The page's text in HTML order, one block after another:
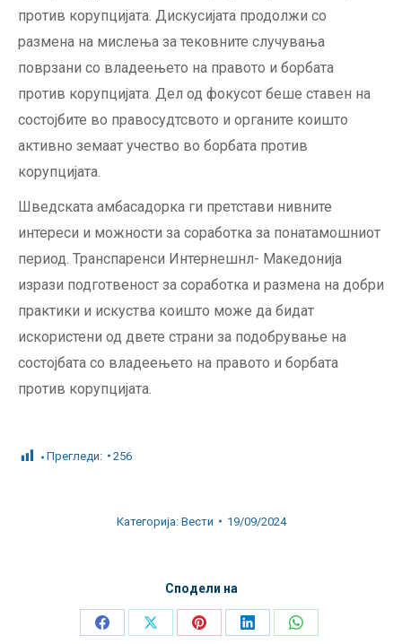
против корупцијата. Дискусијата продолжи со
размена на мислења за тековните случувања
поврзани со владеењето на правото и борбата
против корупцијата. Дел од фокусот беше ставен на
состојбите во правосудтсвото и органите коишто
активно земаат учество во борбата против
корупцијата.
Шведската амбасадорка ги претстави нивните
интереси и можности за соработка за понатамошниот
период. Транспаренси Интернешнл- Македонија
изрази подготвеност за соработка и размена на добри
практики и искуства коишто може да бидат
искористени од двете страни за подобрување на
состојбата со владеењето на правото и борбата
против корупцијата.
Прегледи: 256
Категорија: Вести 19/09/2024
Сподели на
Share
Share
Share
Share
Share